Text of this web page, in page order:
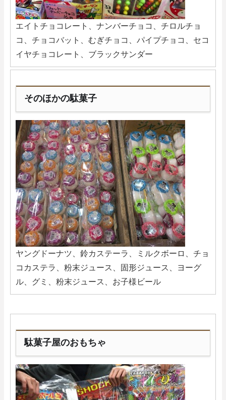
エイトチョコレート、ナンバーチョコ、チロルチョ
コ、チョコバット、むぎチョコ、パイプチョコ、セコ
イヤチョコレート、ブラックサンダー
そのほかの駄菓子
ヤングドーナツ、鈴カステーラ、ミルクボーロ、チョ
コカステラ、粉末ジュース、固形ジュース、ヨーグ
ル、グミ、粉末ジュース、お子様ビール
駄菓子屋のおもちゃ